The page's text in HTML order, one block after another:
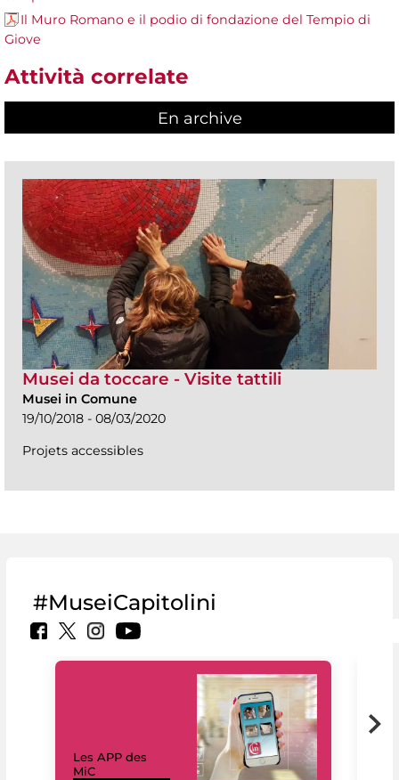
Il Muro Romano e il podio di fondazione del Tempio di
Giove
Attività correlate
En archive
Musei da toccare - Visite tattili
Musei in Comune
19/10/2018 - 08/03/2020
Projets accessibles
#MuseiCapitolini
Les APP des
MiC